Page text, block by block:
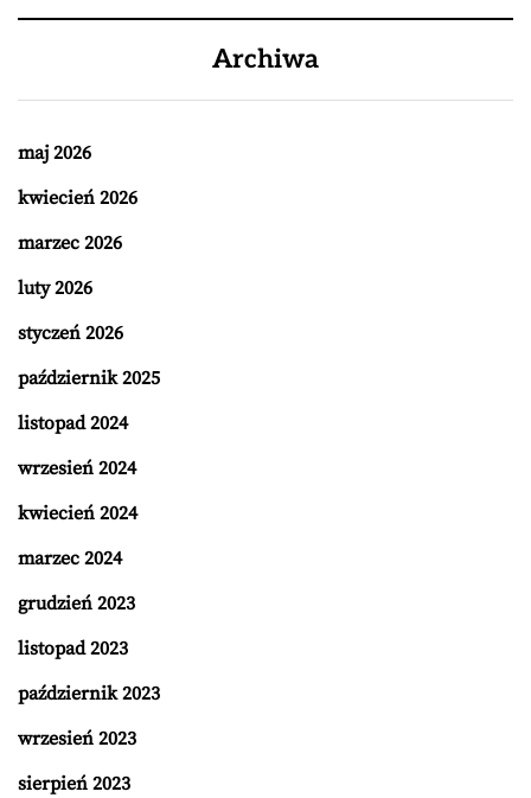
Archiwa
maj 2026
kwiecień 2026
marzec 2026
luty 2026
styczeń 2026
październik 2025
listopad 2024
wrzesień 2024
kwiecień 2024
marzec 2024
grudzień 2023
listopad 2023
październik 2023
wrzesień 2023
sierpień 2023